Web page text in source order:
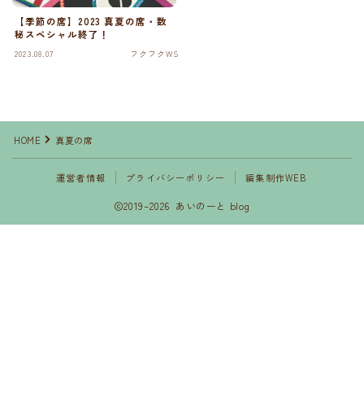
【季節の席】2023 真夏の席・数
秘スペシャル終了！
2023.08.07 フクフクWS
HOME 真夏の席
運営者情報 プライバシーポリシー 編集制作WEB
2019–2026 あいのーと blog